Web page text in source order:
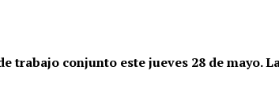
conjunto este jueves 28 de mayo.